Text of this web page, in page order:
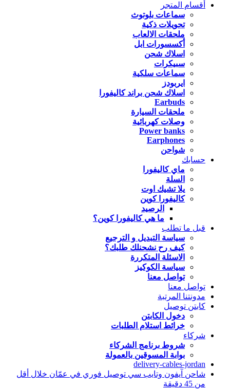
أقسام المتجر
سماعات بلوتوث
تحويلات ذكية
ملحقات الالعاب
أكسسورات ابل
اسلاك شحن
سبيكرات
سماعات سلكية
ايربودز
اسلاك شحن براند كاليفورا
Earbuds
ملحقات السيارة
وصلات كهربائية
Power banks
Earphones
شواحن
حسابك
ماي كاليفورا
السلة
يلا تشيك اوت
كاليفورا كوين
الرصيد
ما هي كاليفورا كوين؟
قبل ما تطلب
سياسة التبديل و الترجيع
كيف رح نشحنلك طلبك؟
الاسئلة المتكررة
سياسة الكوكيز
تواصل معنا
تواصل معنا
مدونتنا المرتبة
كابتن توصيل
دخول الكابتن
خرائط استلام الطلبات
شركاء
شروط برنامج الشركاء
بوابة المسوقين بالعمولة
delivery-cables-jordan
شاحن آيفون وتايب سي توصيل فوري في عمّان خلال أقل
من 45 دقيقة